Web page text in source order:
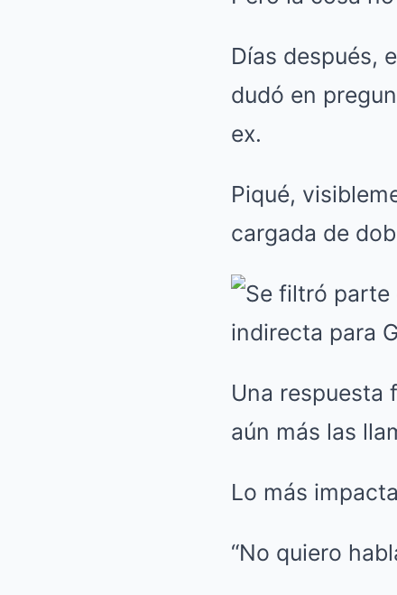
Días después,
dudó en
ex.
Piqué,
cargada de
Una respuesta
aún más las
Lo más
“No quiero